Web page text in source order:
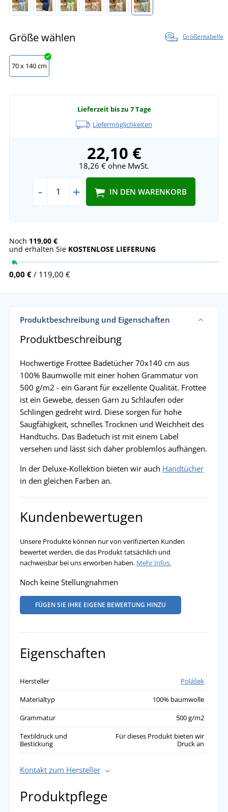
Größe wählen Größentabelle
70 x 140 cm
Lieferzeit bis zu 7 Tage
Liefermöglichkeiten
22,10 €
18,26 € ohne MwSt.
- + IN DEN WARENKORB
Noch 119,00 €
und erhalten Sie KOSTENLOSE LIEFERUNG
0,00 € / 119,00 €
Produktbeschreibung und Eigenschaften
Produktbeschreibung
Hochwertige Frottee Badetücher 70x140 cm aus
100% Baumwolle mit einer hohen Grammatur von
500 g/m2 - ein Garant für exzellente Qualität. Frottee
ist ein Gewebe, dessen Garn zu Schlaufen oder
Schlingen gedreht wird. Diese sorgen für hohe
Saugfähigkeit, schnelles Trocknen und Weichheit des
Handtuchs. Das Badetuch ist mit einem Label
versehen und lässt sich daher problemlos aufhängen.
In der Deluxe-Kollektion bieten wir auch Handtücher
in den gleichen Farben an.
Kundenbewertugen
Unsere Produkte können nur von verifizierten Kunden
bewertet werden, die das Produkt tatsächlich und
nachweisbar bei uns erworben haben. Mehr Infos.
Noch keine Stellungnahmen
FÜGEN SIE IHRE EIGENE BEWERTUNG HINZU
Eigenschaften
Hersteller
Polášek
Materialtyp
100% baumwolle
Grammatur
500 g/m2
Textildruck und
Bestickung
Für dieses Produkt bieten wir
Druck an
Kontakt zum Hersteller
Produktpflege